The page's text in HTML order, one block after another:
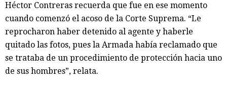
Héctor Contreras recuerda que fue en ese momento
cuando comenzó el acoso de la Corte Suprema. “Le
reprocharon haber detenido al agente y haberle
quitado las fotos, pues la Armada había reclamado que
se trataba de un procedimiento de protección hacia uno
de sus hombres”, relata.